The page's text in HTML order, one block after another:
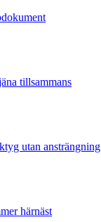
tillsammans
utan ansträngning
härnäst